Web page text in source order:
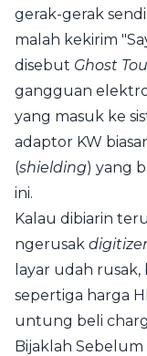
gerak-gerak
malah kekirim
disebut Ghost
gangguan
yang masuk ke
adaptor KW
(shielding) yang
ini.
Kalau dibiarin
ngerusak
layar udah rusak,
sepertiga harga
untung beli
Bijaklah Sebelum